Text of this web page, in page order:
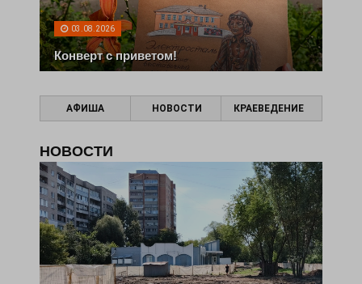
03.08.2026
Конверт с приветом!
АФИША НОВОСТИ КРАЕВЕДЕНИЕ
НОВОСТИ